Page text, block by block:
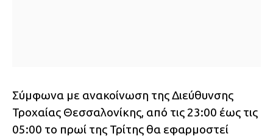
Σύμφωνα με ανακοίνωση της Διεύθυνσης
Τροχαίας Θεσσαλονίκης, από τις 23:00 έως τις
05:00 το πρωί της Τρίτης θα εφαρμοστεί